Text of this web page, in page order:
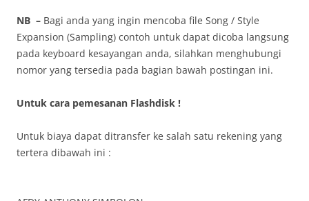
NB – Bagi anda yang ingin mencoba file Song / Style
Expansion (Sampling) contoh untuk dapat dicoba langsung
pada keyboard kesayangan anda, silahkan menghubungi
nomor yang tersedia pada bagian bawah postingan ini.
Untuk cara pemesanan Flashdisk !
Untuk biaya dapat ditransfer ke salah satu rekening yang
tertera dibawah ini :